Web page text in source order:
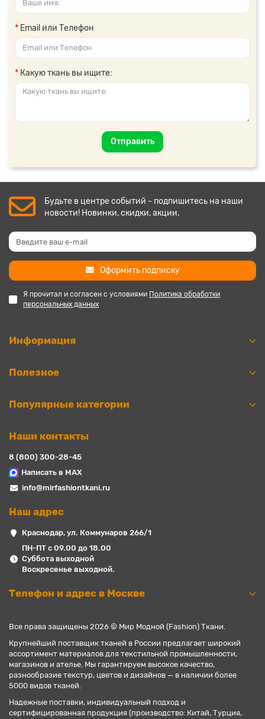
Email или Телефон
Какую ткань вы ищите:
Отправить
Будьте в центре событий - подпишитесь на наши
новости! Новинки, скидки, акции.
Оформить подписку
Я прочитал и согласен с условиями Политика обработки
персональных данных
Информация
Полезное
Популярные категории
Наши контакты
8 (800) 300-28-45
Написать в MAX
info@mirfashiontkani.ru
Наш адрес
Краснодар, ул. Коммунаров 266/1
ПН-ПТ с 09.00 до 18.00
Суббота выходной
Воскресенье выходной.
Телефон и адрес в Москве
Все права защищены 2026 © Мир Модной (Fashion) Ткани.
Крупнейший поставщик тканей в России предлагает широкий
ассортимент материалов для текстильной промышленности,
магазинов и ателье. Мы гарантируем высокое качество,
разнообразие текстур, цветов и дизайнов — в наличии более
5000 видов тканей.
Надежные поставки, индивидуальный подход и
сертифицированная продукция (производство: Китай, Турция,